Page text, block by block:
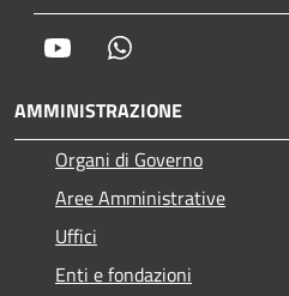
Youtube
AMMINISTRAZIONE
Organi di Governo
Aree Amministrative
Uffici
Enti e fondazioni